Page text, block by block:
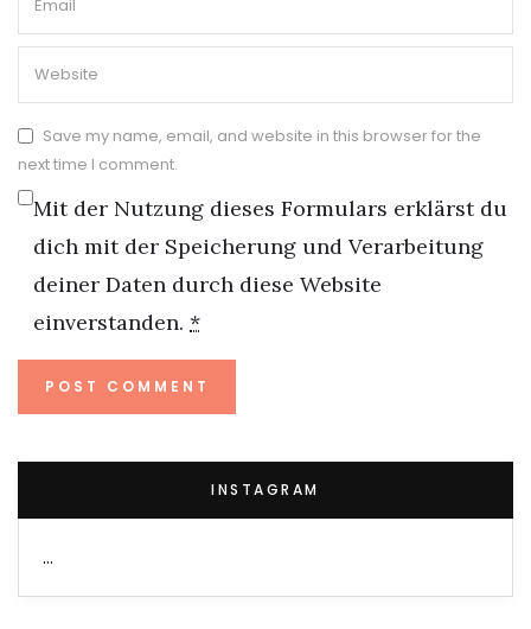
Save my name, email, and website in this browser for the
next time I comment.
Mit der Nutzung dieses Formulars erklärst du
dich mit der Speicherung und Verarbeitung
deiner Daten durch diese Website
einverstanden. *
INSTAGRAM
…